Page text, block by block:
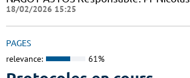
18/02/2026 15:25
PAGES
relevance: 61%